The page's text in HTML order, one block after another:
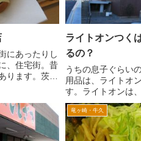
にあったりし
、住宅街。昔
ります。茨城
の交差点を常
ライトオンつく
るの？
うちの息子ぐらい
用品は、ライトオ
す。ライトオンは
ショッピングモー
ードサイドは、守
が、つくば市内
あるのが、ライト
竜ヶ崎・牛久